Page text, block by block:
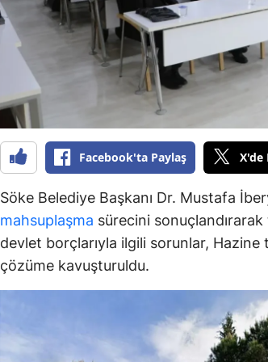
Karabük
Kilis
Osmaniye
Düzce
Facebook'ta Paylaş X'de
Söke Belediye Başkanı Dr. Mustafa
mahsuplaşma sürecini
devlet borçlarıyla ilgili sorunlar, Hazine
çözüme kavuşturuldu.